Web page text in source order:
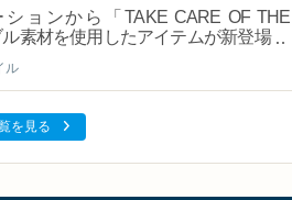
ョンから「TAKE CARE OF THE
素材を使用したアイテムが新登場！
ル
を見る